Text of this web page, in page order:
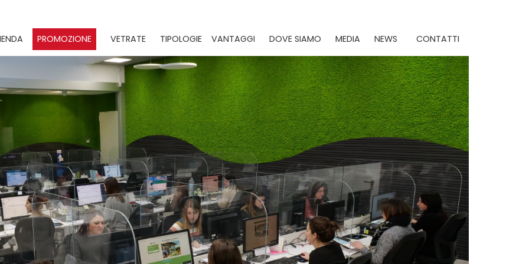
PROMOZIONE VETRATE TIPOLOGIE VANTAGGI DOVE SIAMO MEDIA NEWS CONTATTI